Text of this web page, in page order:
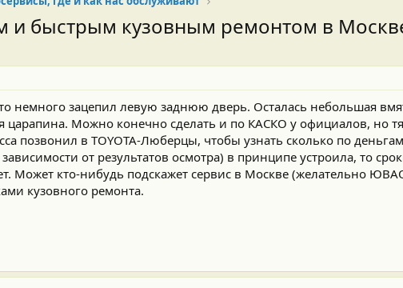
и быстрым кузовным ремонтом в
немного зацепил левую заднюю дверь. Осталась небольшая
царапина. Можно конечно сделать и по КАСКО у официалов, но
позвонил в TOYOTA-Люберцы, чтобы узнать сколько по
от результатов осмотра) в принципе устроила, то
Может кто-нибудь подскажет сервис в Москве (желательно
кузовного ремонта.